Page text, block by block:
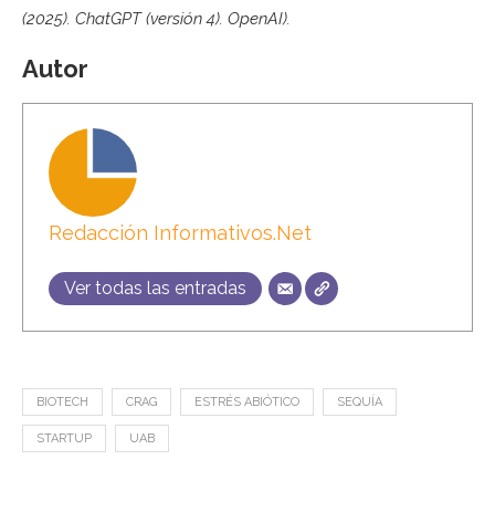
(2025). ChatGPT (versión 4). OpenAI).
Autor
Redacción Informativos.Net
Ver todas las entradas
BIOTECH CRAG ESTRÉS ABIÓTICO SEQUÍA
STARTUP UAB